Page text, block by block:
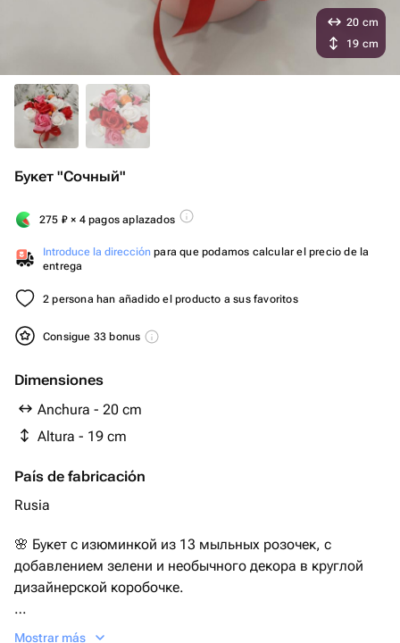
Букет "Сочный"
275 ₽ × 4 pagos aplazados
Introduce la dirección para que podamos calcular el precio de la
entrega
2 persona han añadido el producto a sus favoritos
Consigue 33 bonus
Dimensiones
Anchura - 20 cm
Altura - 19 cm
País de fabricación
Rusia
20 cm
19 cm
🌸 Букет с изюминкой из 13 мыльных розочек, с
добавлением зелени и необычного декора в круглой
дизайнерской коробочке.
🌹Цветочки сделаны из мыльной пенки с добавлением
Mostrar más